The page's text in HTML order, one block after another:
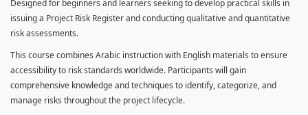
Designed for beginners and learners seeking to develop practical skills in
issuing a Project Risk Register and conducting qualitative and quantitative
risk assessments.
This course combines Arabic instruction with English materials to ensure
accessibility to risk standards worldwide. Participants will gain
comprehensive knowledge and techniques to identify, categorize, and
manage risks throughout the project lifecycle.